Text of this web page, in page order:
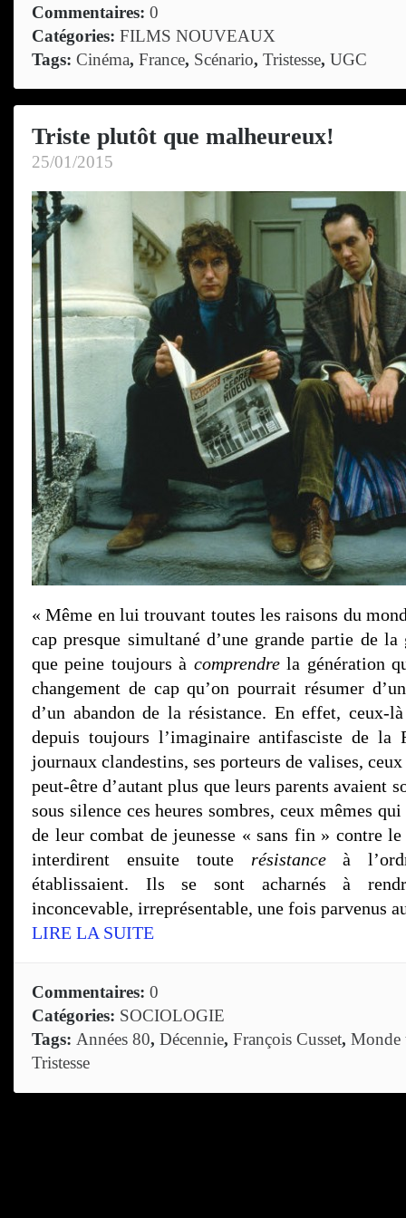
Commentaires: 0
Catégories: FILMS NOUVEAUX
Tags: Cinéma, France, Scénario, Tristesse, UGC
Triste plutôt que malheureux!
25/01/2015
« Même en lui trouvant toutes les raisons du
cap presque simultané d’une grande partie de
que peine toujours à comprendrela génération
changement de cap qu’on pourrait résumer
d’un abandon de la résistance. En effet, ceux-là
depuis toujours l’imaginaire antifasciste de la
journaux clandestins, ses porteurs de valises,
peut-être d’autant plus que leurs parents avaient
sous silence ces heures sombres, ceux mêmes
de leur combat de jeunesse « sans fin » contre
interdirent ensuite toute résistanceà
établissaient. Ils se sont acharnés à
inconcevable, irreprésentable, une fois parvenus
LIRE LA SUITE
Commentaires: 0
Catégories: SOCIOLOGIE
Tags: Années 80, Décennie, François Cusset, Monde
Tristesse